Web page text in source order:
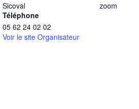
Sicoval
Téléphone
05 62 24 02 02
Voir le site Organisateur
zoom